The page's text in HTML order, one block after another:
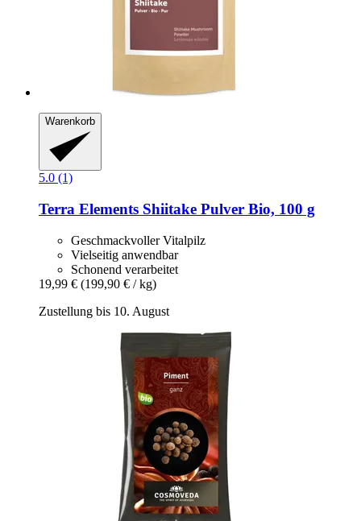
Warenkorb
5.0 (1)
Terra Elements Shiitake Pulver Bio, 100 g
Geschmackvoller Vitalpilz
Vielseitig anwendbar
Schonend verarbeitet
19,99 € (199,90 € / kg)
Zustellung bis 10. August